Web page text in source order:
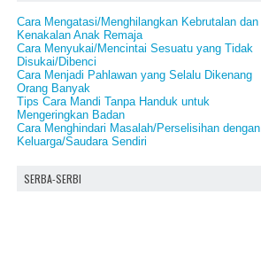
Cara Mengatasi/Menghilangkan Kebrutalan dan
Kenakalan Anak Remaja
Cara Menyukai/Mencintai Sesuatu yang Tidak
Disukai/Dibenci
Cara Menjadi Pahlawan yang Selalu Dikenang
Orang Banyak
Tips Cara Mandi Tanpa Handuk untuk
Mengeringkan Badan
Cara Menghindari Masalah/Perselisihan dengan
Keluarga/Saudara Sendiri
SERBA-SERBI